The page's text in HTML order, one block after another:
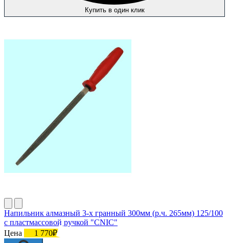
Купить в один клик
Напильник алмазный 3-х гранный 300мм (р.ч. 265мм) 125/100
с пластмассовой ручкой "CNIC"
Цена
1 770₽